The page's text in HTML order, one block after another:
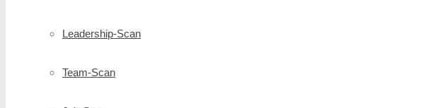
Leadership-Scan
Team-Scan